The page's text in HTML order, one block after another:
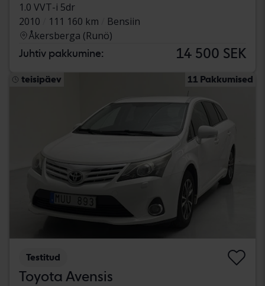
1.0 VVT-i 5dr
2010
111 160 km
Bensiin
Åkersberga (Runö)
Juhtiv pakkumine: 14 500 SEK
teisipäev 11 Pakkumised
Testitud
Toyota Avensis